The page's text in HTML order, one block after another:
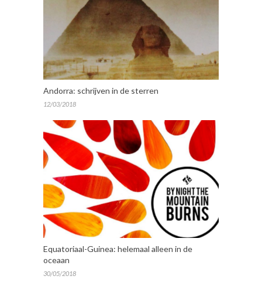
Andorra: schrijven in de sterren
12/03/2018
Equatoriaal-Guinea: helemaal alleen in de
oceaan
30/05/2018